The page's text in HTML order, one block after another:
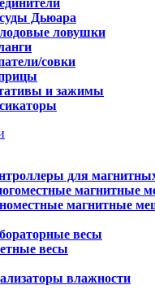
Дьюара
ловушки
совки
и зажимы
для
магнитные
магнитные
весы
весы
влажности